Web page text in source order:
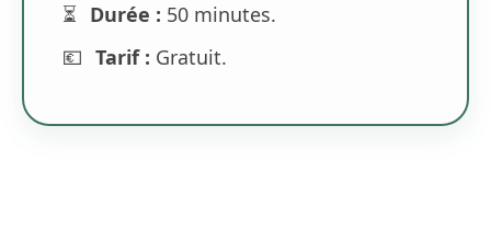
⏳ Durée : 50 minutes.
💶 Tarif : Gratuit.